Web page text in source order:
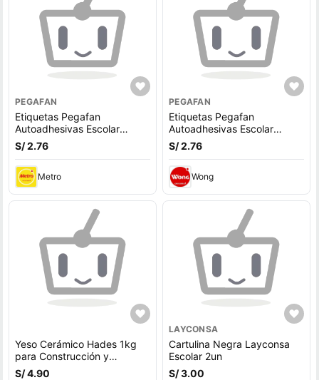
PEGAFAN
Etiquetas Pegafan
Autoadhesivas Escolar
Estándar 6 Colores
S/ 2.76
Metro
PEGAFAN
Etiquetas Pegafan
Autoadhesivas Escolar
Estándar 6 Colores
S/ 2.76
Wong
Yeso Cerámico Hades 1kg
para Construcción y
Artesanía
S/ 4.90
LAYCONSA
Cartulina Negra Layconsa
Escolar 2un
S/ 3.00